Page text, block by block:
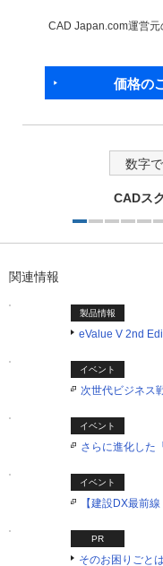
CAD Japan.com運営
価格の
数字
CADス
関連情報
製品情報
eValue V 2nd
イベント
次世代ビジネス
イベント
さらに進化した
イベント
【建設DX最前
PR
そのお困りごと